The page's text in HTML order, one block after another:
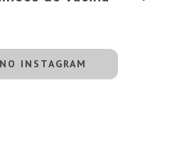
INSTAGRAM